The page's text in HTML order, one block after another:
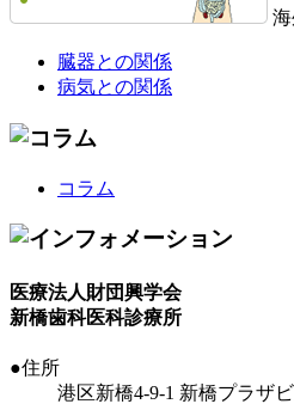
臓器との関係
病気との関係
コラム
医療法人財団興学会
新橋歯科医科診療所
●住所
港区新橋4-9-1 新橋プラザ